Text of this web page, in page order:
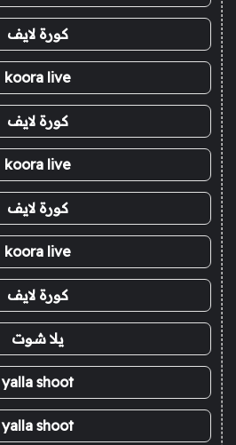
كورة لايف
koora live
كورة لايف
koora live
كورة لايف
koora live
كورة لايف
يلا شوت
yalla shoot
yalla shoot